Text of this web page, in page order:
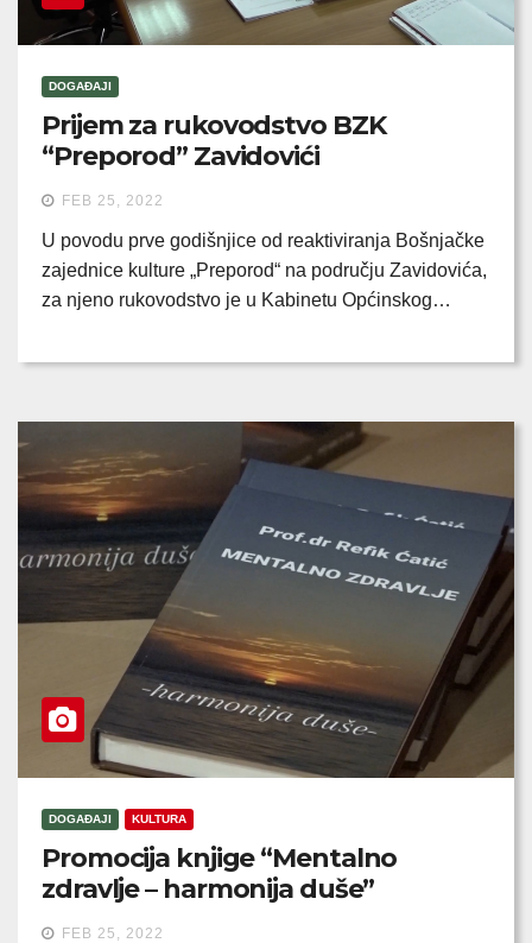
DOGAĐAJI
Prijem za rukovodstvo BZK
“Preporod” Zavidovići
FEB 25, 2022
U povodu prve godišnjice od reaktiviranja Bošnjačke
zajednice kulture „Preporod“ na području Zavidovića,
za njeno rukovodstvo je u Kabinetu Općinskog…
DOGAĐAJI KULTURA
Promocija knjige “Mentalno
zdravlje – harmonija duše”
FEB 25, 2022